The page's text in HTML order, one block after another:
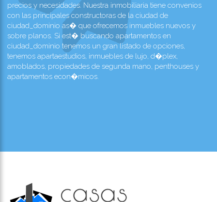
precios y necesidades. Nuestra inmobiliaria tiene convenios
con las principales constructoras de la ciudad de
ciudad_dominio as� que ofrecemos inmuebles nuevos y
sobre planos. Si est� buscando apartamentos en
ciudad_dominio tenemos un gran listado de opciones,
tenemos apartaestudios, inmuebles de lujo, d�plex,
amoblados, propiedades de segunda mano, penthouses y
apartamentos econ�micos.